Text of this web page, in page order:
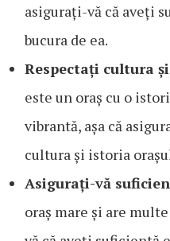
asigurați-vă că aveți
bucura de ea.
Respectați cultura
este un oraș cu o
vibrantă, așa că
cultura și istoria
Asigurați-vă
oraș mare și are